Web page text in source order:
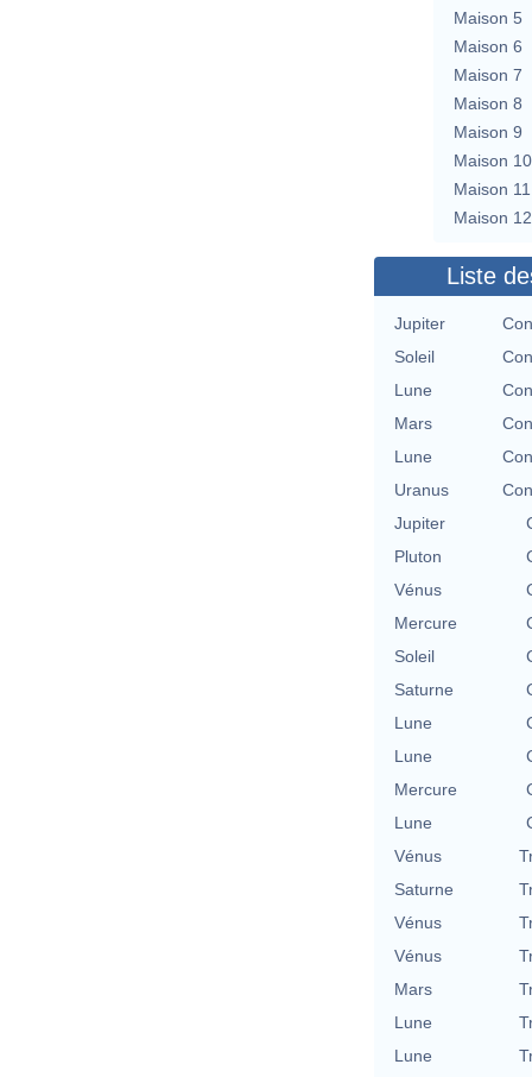
Maison 5
Maison 6
Maison 7
Maison 8
Maison 9
Maison 10
Maison 11
Maison 12
Liste
Jupiter
Soleil
Lune
Mars
Lune
Uranus
Jupiter
Pluton
Vénus
Mercure
Soleil
Saturne
Lune
Lune
Mercure
Lune
Vénus
Saturne
Vénus
Vénus
Mars
Lune
Lune